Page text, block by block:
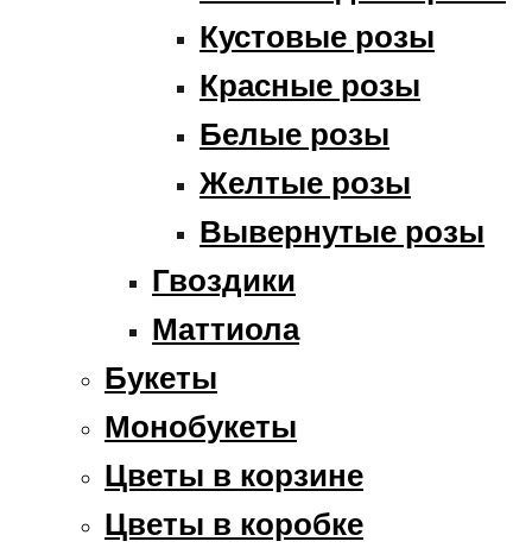
Кустовые розы
Красные розы
Белые розы
Желтые розы
Вывернутые розы
Гвоздики
Маттиола
Букеты
Монобукеты
Цветы в корзине
Цветы в коробке